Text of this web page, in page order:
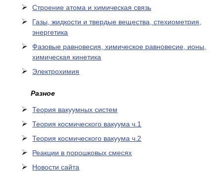
Cтроение атома и химическая связь
Газы, жидкости и твердые вещества, стехиометрия,
энергетика
Фазовые равновесия, химическое равновесие, ионы,
химическая кинетика
Электрохимия
Разное
Теория вакуумных систем
Теория космического вакуума ч.1
Теория космического вакуума ч.2
Реакции в порошковых смесях
Новости сайта